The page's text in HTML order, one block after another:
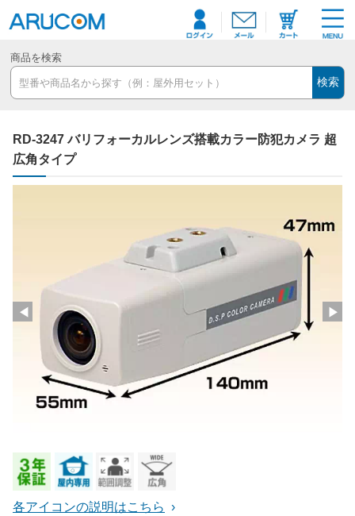
商品を検索
検索
RD-3247 バリフォーカルレンズ搭載カラー防犯カメラ 超
広角タイプ
◀ ▶
各アイコンの説明はこちら